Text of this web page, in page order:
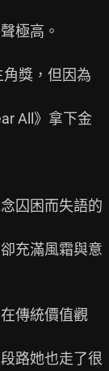
極高。
獎，但因為
All》拿下金
囚困而失語的
充滿風霜與意
傳統價值觀
路她也走了很